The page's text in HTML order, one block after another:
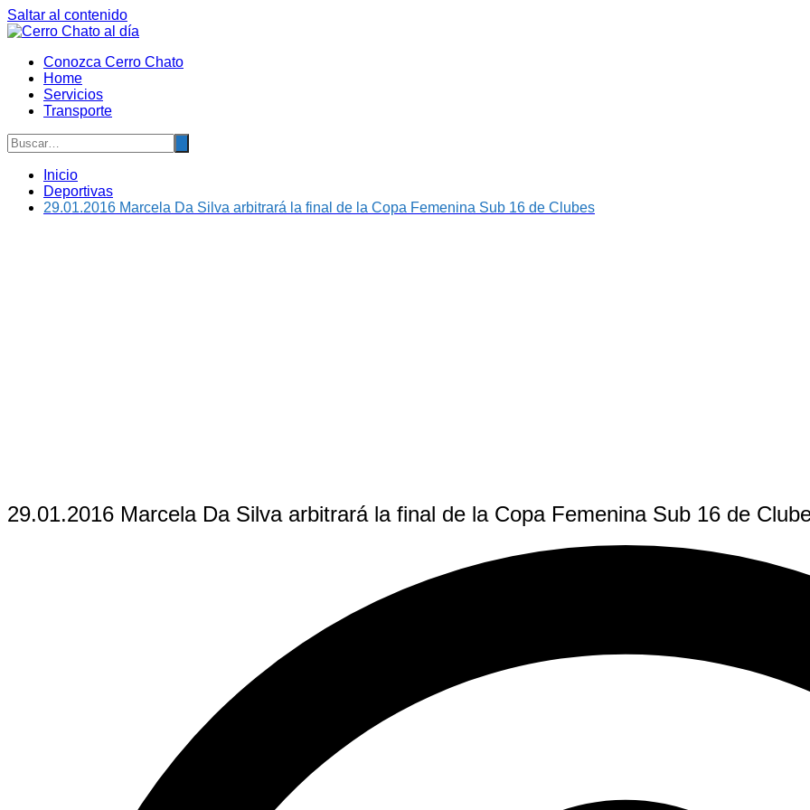
Saltar al contenido
Conozca Cerro Chato
Home
Servicios
Transporte
Inicio
Deportivas
29.01.2016 Marcela Da Silva arbitrará la final de la Copa Femenina Sub 16 de Clubes
29.01.2016 Marcela Da Silva arbitrará la final de la Copa Femenina Sub 16 de